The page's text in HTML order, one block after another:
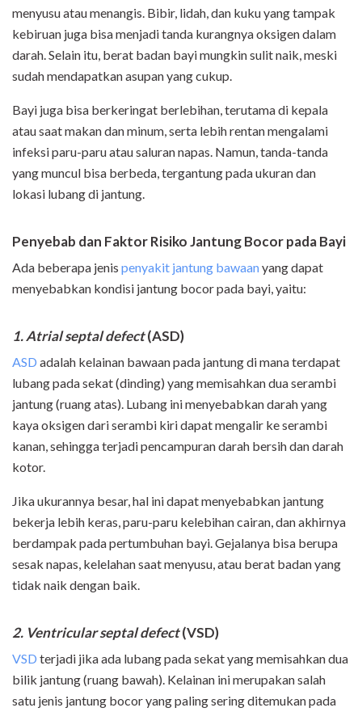
menyusu atau menangis. Bibir, lidah, dan kuku yang tampak
kebiruan juga bisa menjadi tanda kurangnya oksigen dalam
darah. Selain itu, berat badan bayi mungkin sulit naik, meski
sudah mendapatkan asupan yang cukup.
Bayi juga bisa berkeringat berlebihan, terutama di kepala
atau saat makan dan minum, serta lebih rentan mengalami
infeksi paru-paru atau saluran napas. Namun, tanda-tanda
yang muncul bisa berbeda, tergantung pada ukuran dan
lokasi lubang di jantung.
Penyebab dan Faktor Risiko Jantung Bocor pada Bayi
Ada beberapa jenis penyakit jantung bawaanyang dapat
menyebabkan kondisi jantung bocor pada bayi, yaitu:
1. Atrial septal defect(ASD)
ASD adalah kelainan bawaan pada jantung di mana terdapat
lubang pada sekat (dinding) yang memisahkan dua serambi
jantung (ruang atas). Lubang ini menyebabkan darah yang
kaya oksigen dari serambi kiri dapat mengalir ke serambi
kanan, sehingga terjadi pencampuran darah bersih dan darah
kotor.
Jika ukurannya besar, hal ini dapat menyebabkan jantung
bekerja lebih keras, paru-paru kelebihan cairan, dan akhirnya
berdampak pada pertumbuhan bayi. Gejalanya bisa berupa
sesak napas, kelelahan saat menyusu, atau berat badan yang
tidak naik dengan baik.
2. Ventricular septal defect(VSD)
VSD terjadi jika ada lubang pada sekat yang memisahkan dua
bilik jantung (ruang bawah). Kelainan ini merupakan salah
satu jenis jantung bocor yang paling sering ditemukan pada